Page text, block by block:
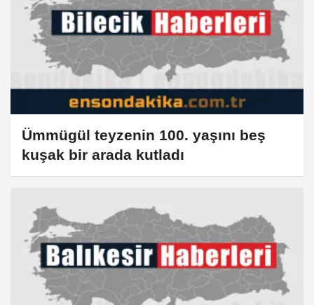
Ümmügül teyzenin 100. yaşını beş
kuşak bir arada kutladı